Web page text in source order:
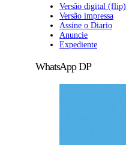
Versão digital (flip)
Versão impressa
Assine o Diario
Anuncie
Expediente
WhatsApp DP